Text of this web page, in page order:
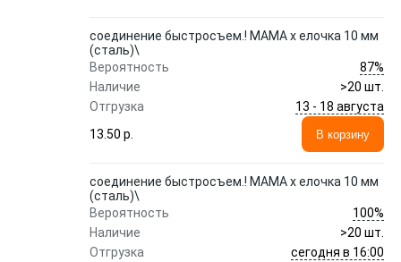
соединение быстросъем.! МАМА х елочка 10 мм
(сталь)\
Вероятность
87%
Наличие
>20 шт.
Отгрузка
13 - 18 августа
13.50 p.
В корзину
соединение быстросъем.! МАМА х елочка 10 мм
(сталь)\
Вероятность
100%
Наличие
>20 шт.
Отгрузка
сегодня в 16:00